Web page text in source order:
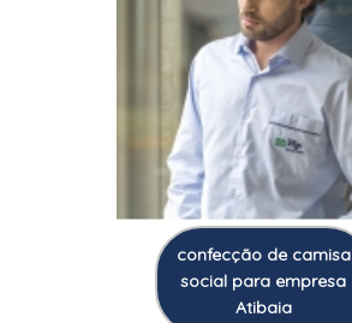
confecção de camisa
social para empresa
Atibaia